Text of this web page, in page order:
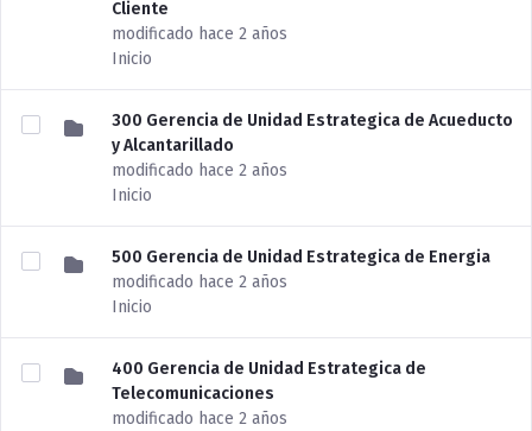
Cliente
modificado hace 2 años
Inicio
300 Gerencia de Unidad Estrategica de Acueducto
y Alcantarillado
modificado hace 2 años
Inicio
500 Gerencia de Unidad Estrategica de Energia
modificado hace 2 años
Inicio
400 Gerencia de Unidad Estrategica de
Telecomunicaciones
modificado hace 2 años